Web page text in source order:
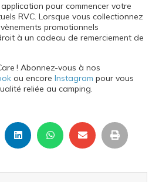
pour commencer votre
RVC. Lorsque vous collectionnez
promotionnels
à un cadeau de remerciement de
! Abonnez-vous à nos
ou encore Instagram pour vous
reliée au camping.